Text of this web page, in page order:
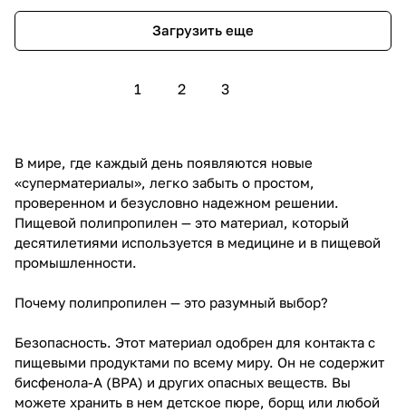
Загрузить еще
1 2 3
В мире, где каждый день появляются новые
«суперматериалы», легко забыть о простом,
проверенном и безусловно надежном решении.
Пищевой полипропилен — это материал, который
десятилетиями используется в медицине и в пищевой
промышленности.
Почему полипропилен — это разумный выбор?
Безопасность. Этот материал одобрен для контакта с
пищевыми продуктами по всему миру. Он не содержит
бисфенола-А (BPA) и других опасных веществ. Вы
можете хранить в нем детское пюре, борщ или любой